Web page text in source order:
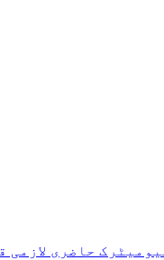
حاضری لازمی